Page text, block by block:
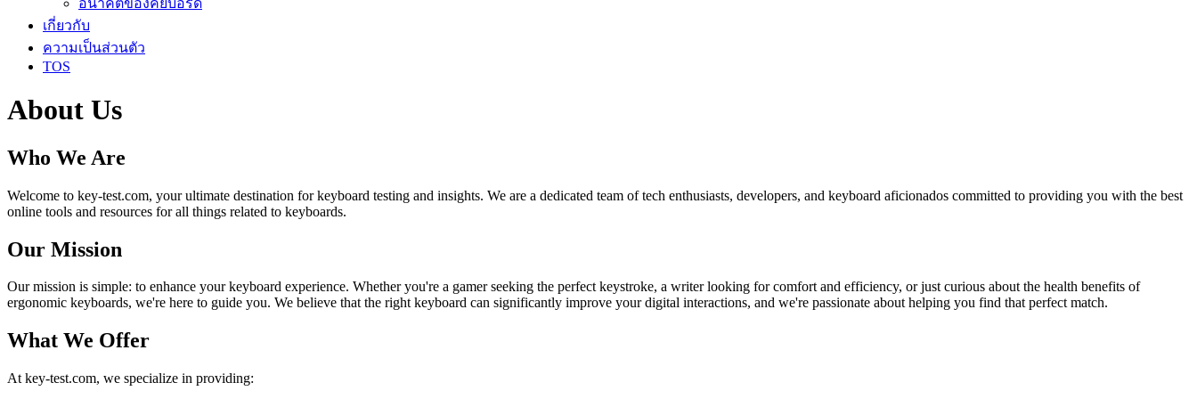
เกี่ยวกับ
ความเป็นส่วนตัว
TOS
About Us
Who We Are
Welcome to key-test.com, your ultimate destination for keyboard testing and insights. We are a dedicated team of tech enthusiasts, developers, and keyboard aficionados committed to providing you with the best
online tools and resources for all things related to keyboards.
Our Mission
Our mission is simple: to enhance your keyboard experience. Whether you're a gamer seeking the perfect keystroke, a writer looking for comfort and efficiency, or just curious about the health benefits of
ergonomic keyboards, we're here to guide you. We believe that the right keyboard can significantly improve your digital interactions, and we're passionate about helping you find that perfect match.
What We Offer
At key-test.com, we specialize in providing: